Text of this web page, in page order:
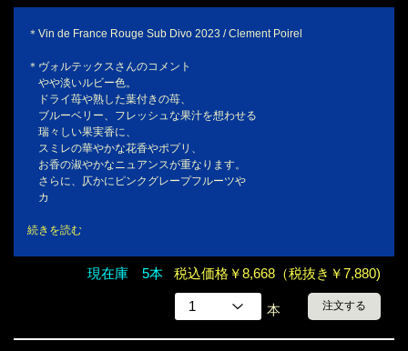
＊Vin de France Rouge Sub Divo 2023 / Clement Poirel
＊ヴォルテックスさんのコメント
やや淡いルビー色。
ドライ苺や熟した葉付きの苺、
ブルーベリー、フレッシュな果汁を想わせる
瑞々しい果実香に、
スミレの華やかな花香やポプリ、
お香の淑やかなニュアンスが重なります。
さらに、仄かにピンクグレープフルーツや
カ
続きを読む
現在庫 5本 税込価格￥8,668（税抜き￥7,880)
本 注文する